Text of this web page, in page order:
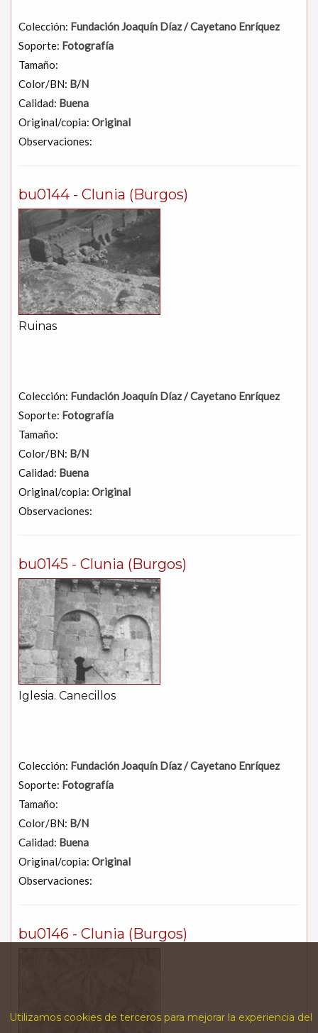
Colección: Fundación Joaquín Díaz / Cayetano Enríquez
Soporte: Fotografía
Tamaño:
Color/BN: B/N
Calidad: Buena
Original/copia: Original
Observaciones:
bu0144 - Clunia (Burgos)
Ruinas
Colección: Fundación Joaquín Díaz / Cayetano Enríquez
Soporte: Fotografía
Tamaño:
Color/BN: B/N
Calidad: Buena
Original/copia: Original
Observaciones:
bu0145 - Clunia (Burgos)
Iglesia. Canecillos
Colección: Fundación Joaquín Díaz / Cayetano Enríquez
Soporte: Fotografía
Tamaño:
Color/BN: B/N
Calidad: Buena
Original/copia: Original
Observaciones:
bu0146 - Clunia (Burgos)
Utilizamos cookies de terceros para mejorar la experiencia del